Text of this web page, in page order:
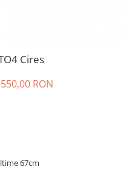
Cires
550,00 RON
67cm